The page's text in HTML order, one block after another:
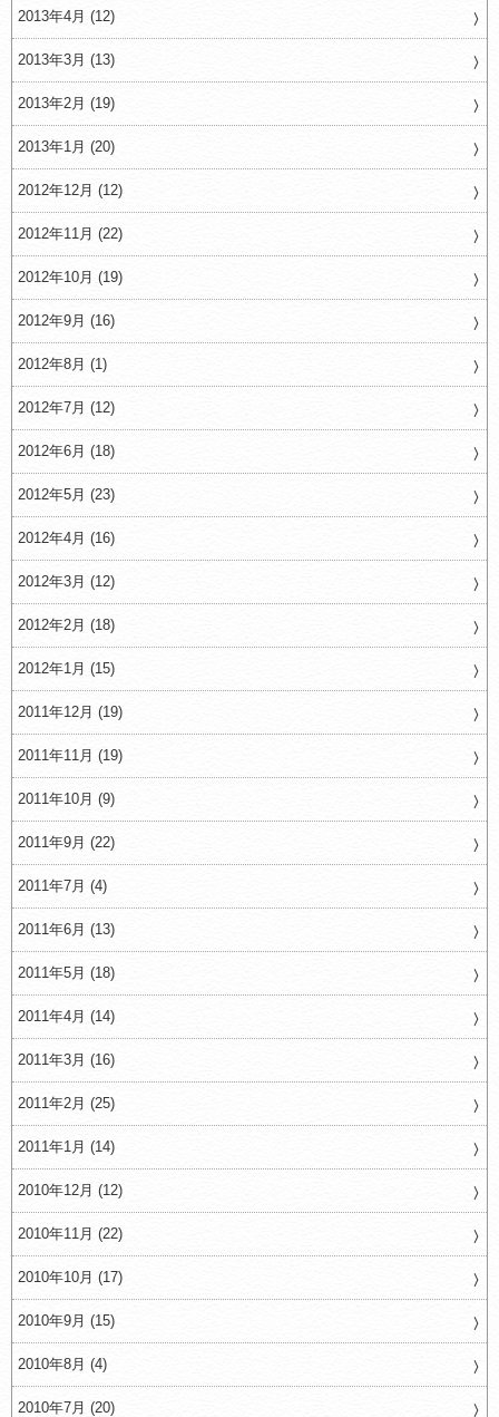
2013年4月 (12)
2013年3月 (13)
2013年2月 (19)
2013年1月 (20)
2012年12月 (12)
2012年11月 (22)
2012年10月 (19)
2012年9月 (16)
2012年8月 (1)
2012年7月 (12)
2012年6月 (18)
2012年5月 (23)
2012年4月 (16)
2012年3月 (12)
2012年2月 (18)
2012年1月 (15)
2011年12月 (19)
2011年11月 (19)
2011年10月 (9)
2011年9月 (22)
2011年7月 (4)
2011年6月 (13)
2011年5月 (18)
2011年4月 (14)
2011年3月 (16)
2011年2月 (25)
2011年1月 (14)
2010年12月 (12)
2010年11月 (22)
2010年10月 (17)
2010年9月 (15)
2010年8月 (4)
2010年7月 (20)